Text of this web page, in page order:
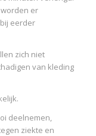
er
eerder
zich niet
van kleding
deelnemen,
ziekte en